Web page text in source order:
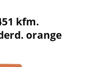
kfm.
orange